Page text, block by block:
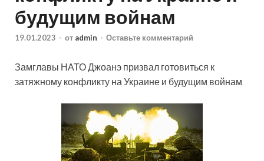
будущим войнам
19.01.2023 - от admin - Оставьте комментарий
Замглавы НАТО Джоанэ призвал готовиться к
затяжному конфликту на Украине и будущим войнам